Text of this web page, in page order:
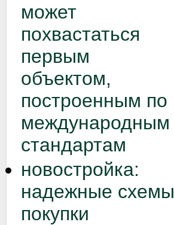
может
похвастаться
первым
объектом,
построенным по
международным
стандартам
новостройка:
надежные схемы
покупки